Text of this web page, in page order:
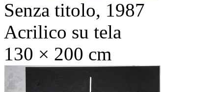
Senza titolo, 1987
Acrilico su tela
130 × 200 cm